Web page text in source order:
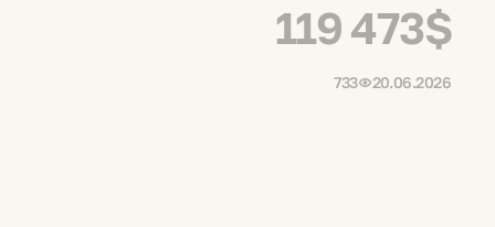
119 473$
733 20.06.2026